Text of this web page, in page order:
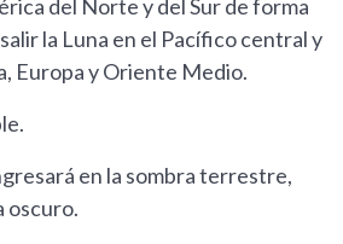
del Norte y del Sur de forma
la Luna en el Pacífico central y
Europa y Oriente Medio.
en la sombra terrestre,
oscuro.